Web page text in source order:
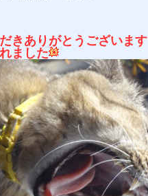
きありがとうございます
ました